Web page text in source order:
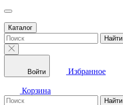
Каталог
Найти
Войти Избранное
Корзина
Найти